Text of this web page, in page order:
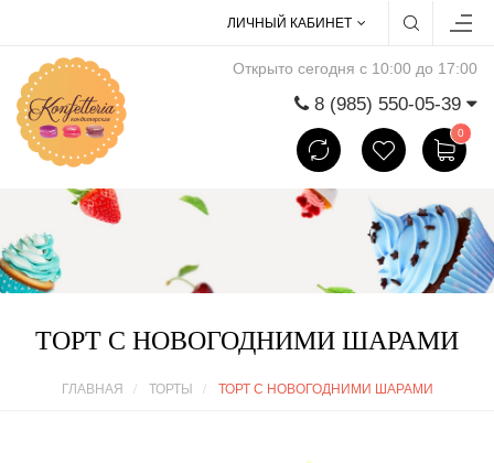
ЛИЧНЫЙ КАБИНЕТ
Открыто сегодня с 10:00 до 17:00
8 (985) 550-05-39
0
ТОРТ С НОВОГОДНИМИ ШАРАМИ
ГЛАВНАЯ ТОРТЫ ТОРТ С НОВОГОДНИМИ ШАРАМИ